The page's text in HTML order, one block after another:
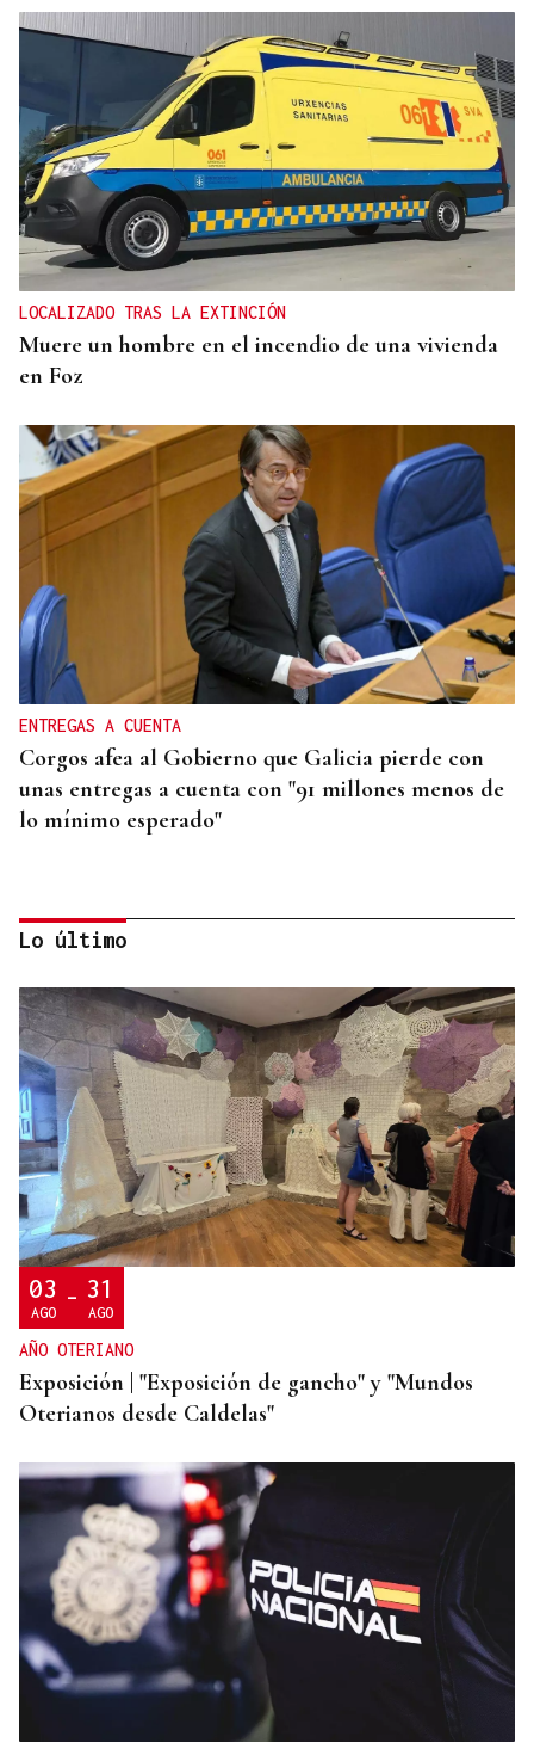
LOCALIZADO TRAS LA EXTINCIÓN
Muere un hombre en el incendio de una vivienda
en Foz
ENTREGAS A CUENTA
Corgos afea al Gobierno que Galicia pierde con
unas entregas a cuenta con "91 millones menos de
lo mínimo esperado"
LLEGÓ ASINTOMÁTICO
Un turista franco-argentino da positivo en
hantavirus Andes y permanece aislado en Galicia
Lo último
03
AGO - 31
AGO
AÑO OTERIANO
Exposición | "Exposición de gancho" y "Mundos
Oterianos desde Caldelas"